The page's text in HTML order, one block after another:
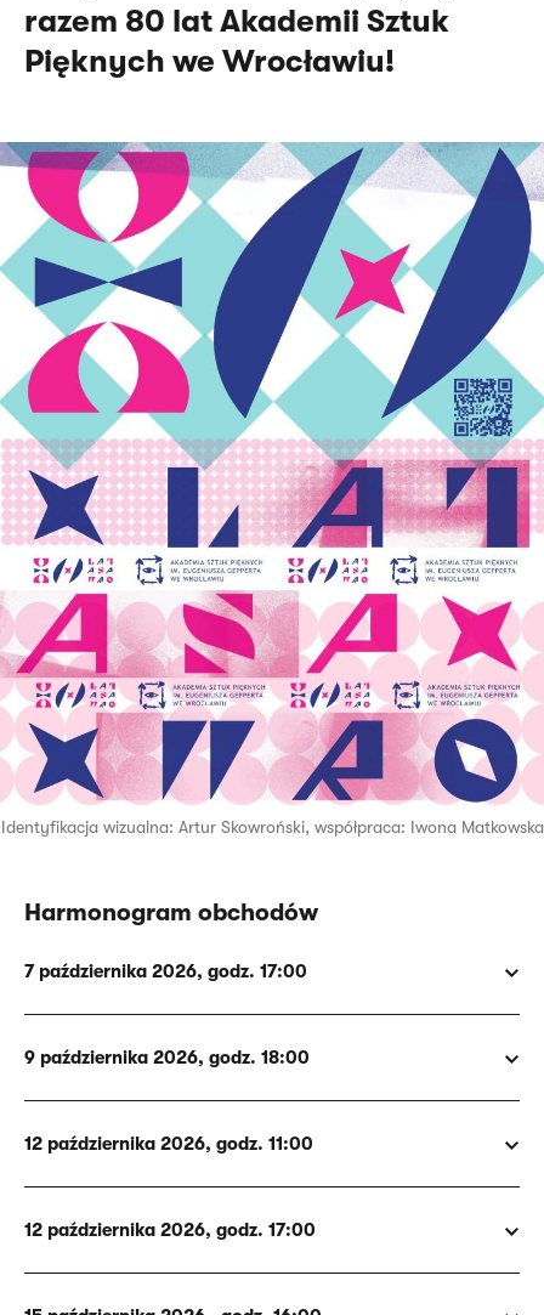
razem 80 lat Akademii Sztuk
Pięknych we Wrocławiu!
Identyfikacja wizualna: Artur Skowroński, współpraca: Iwona Matkowska
Harmonogram obchodów
7 października 2026, godz. 17:00
9 października 2026, godz. 18:00
12 października 2026, godz. 11:00
12 października 2026, godz. 17:00